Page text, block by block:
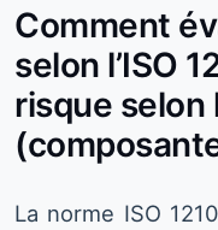
Comment
selon l’ISO
risque selon
La norme ISO